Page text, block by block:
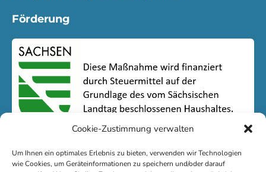
Cookie-Zustimmung verwalten
Um Ihnen ein optimales Erlebnis zu bieten, verwenden wir Technologien
wie Cookies, um Geräteinformationen zu speichern und/oder darauf
Förderung